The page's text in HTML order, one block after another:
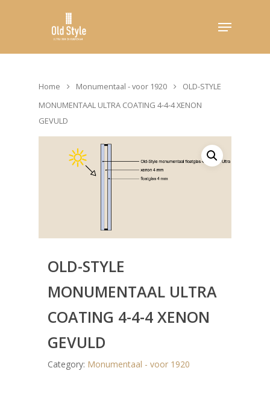
Home Monumentaal - voor 1920
OLD-STYLE
MONUMENTAAL ULTRA COATING 4-4-4 XENON
GEVULD
OLD-STYLE
MONUMENTAAL ULTRA
COATING 4-4-4 XENON
GEVULD
Category: Monumentaal - voor 1920